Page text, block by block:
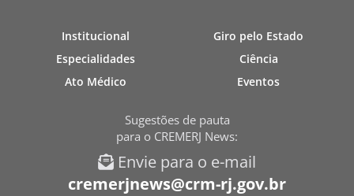
Institucional
Especialidades
Ato Médico
Giro pelo Estado
Ciência
Eventos
Sugestões de pauta
para o CREMERJ News:
Envie para o e-mail
cremerjnews@crm-rj.gov.br